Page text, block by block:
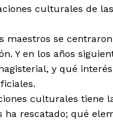
enlazadas
culturales de
se
Y en los años
y qué
culturales tiene
rescatado; qué